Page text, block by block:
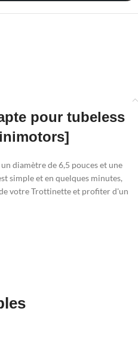
pour tubeless
diamètre de 6,5 pouces et une
simple et en quelques minutes,
votre Trottinette et profiter d'un